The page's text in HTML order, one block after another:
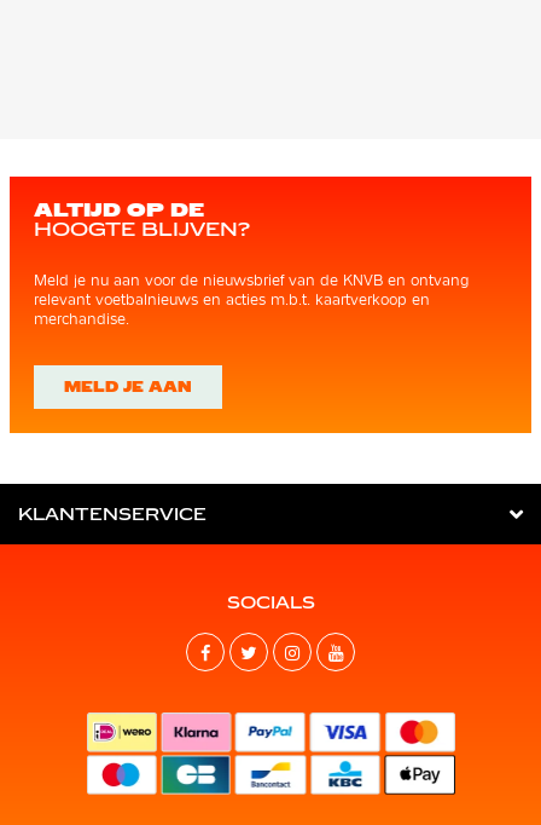
ALTIJD OP DE
HOOGTE BLIJVEN?
Meld je nu aan voor de nieuwsbrief van de KNVB en ontvang
relevant voetbalnieuws en acties m.b.t. kaartverkoop en
merchandise.
MELD JE AAN
KLANTENSERVICE
SOCIALS